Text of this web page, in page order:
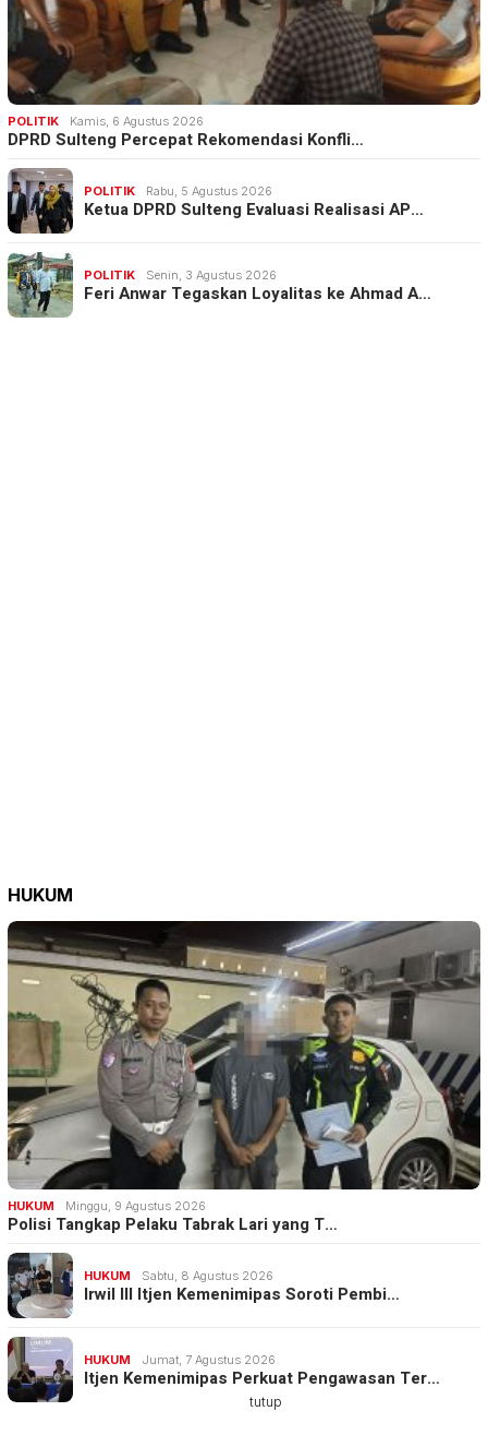
POLITIK Kamis, 6 Agustus 2026
DPRD Sulteng Percepat Rekomendasi Konfli…
POLITIK Rabu, 5 Agustus 2026
Ketua DPRD Sulteng Evaluasi Realisasi AP…
POLITIK Senin, 3 Agustus 2026
Feri Anwar Tegaskan Loyalitas ke Ahmad A…
HUKUM
HUKUM Minggu, 9 Agustus 2026
Polisi Tangkap Pelaku Tabrak Lari yang T…
HUKUM Sabtu, 8 Agustus 2026
Irwil III Itjen Kemenimipas Soroti Pembi…
HUKUM Jumat, 7 Agustus 2026
Itjen Kemenimipas Perkuat Pengawasan Ter…
tutup